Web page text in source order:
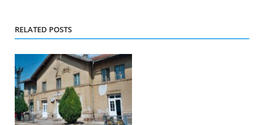
RELATED POSTS